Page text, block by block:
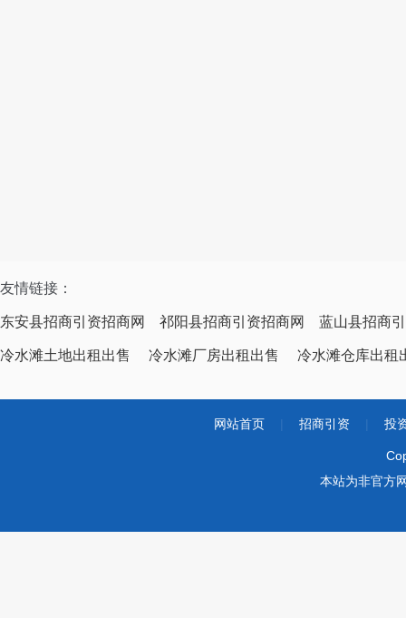
友情链接：
东安县招商引资招商网 祁阳县招商引资招商网 蓝山县招商
冷水滩土地出租出售 冷水滩厂房出租出售 冷水滩仓库出租
网站首页 招商引资 投
本站为非官方